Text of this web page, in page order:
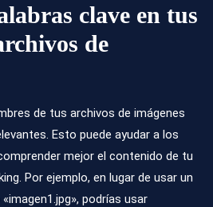
clave en tus
de
de tus archivos de imágenes
Esto puede ayudar a los
mejor el contenido de tu
Por ejemplo, en lugar de usar un
podrías usar